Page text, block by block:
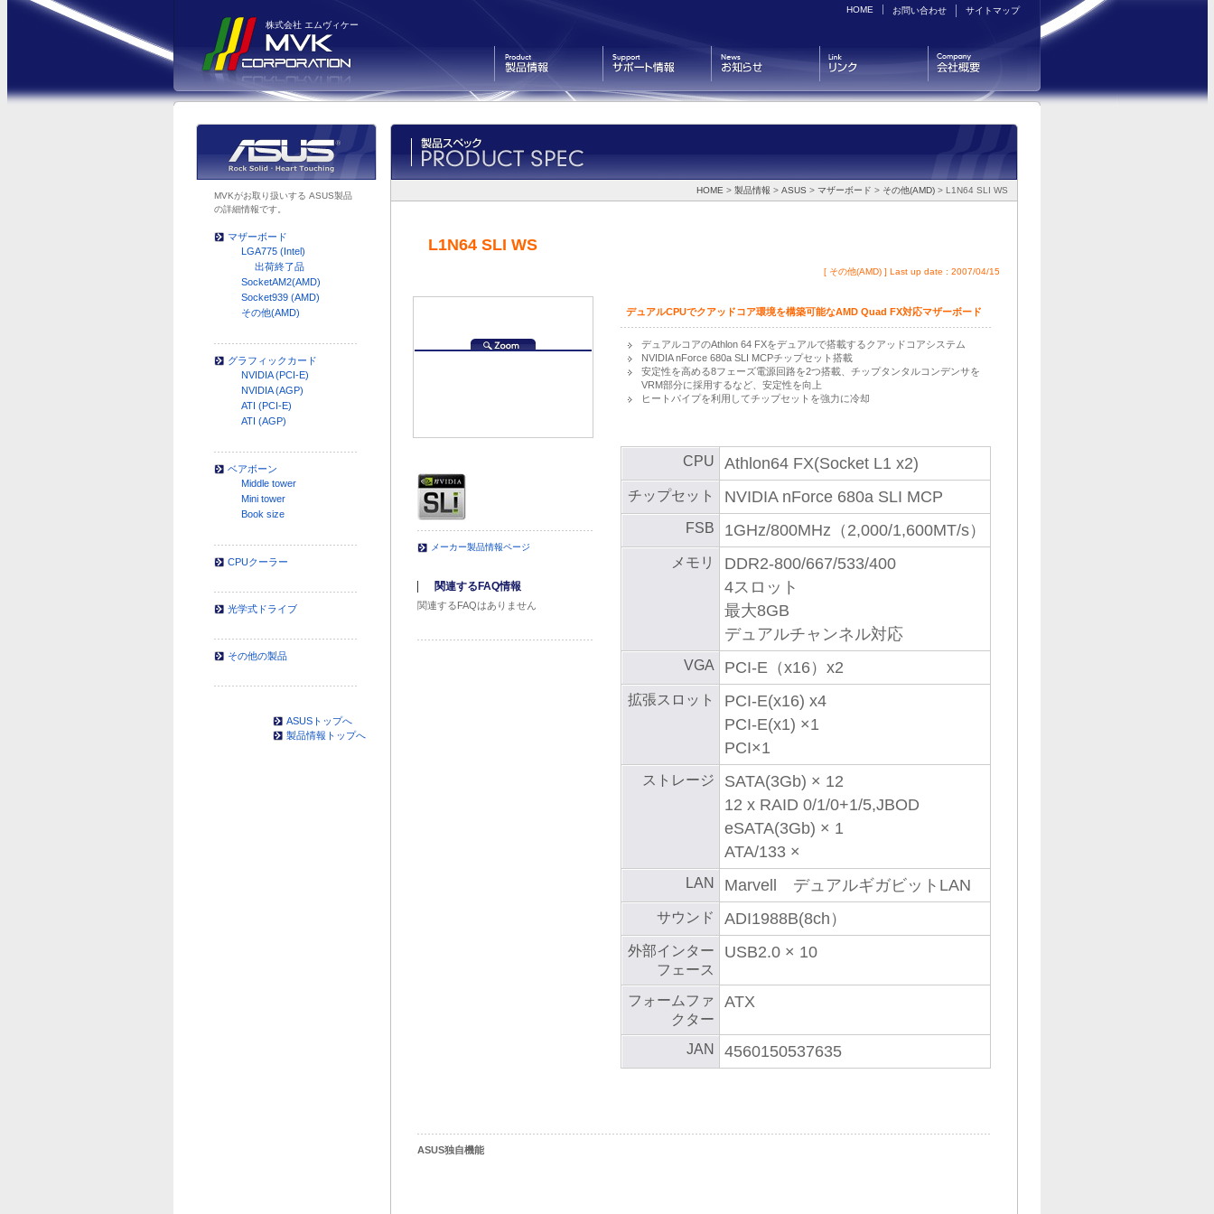
株式会社 エムヴィケー
HOME お問い合わせ サイトマップ
HOME > 製品情報 > ASUS > マザーボード > その他(AMD) > L1N64 SLI WS
L1N64 SLI WS
[ その他(AMD) ] Last up date : 2007/04/15
デュアルCPUでクアッドコア環境を構築可能なAMD Quad FX対応マザーボード
デュアルコアのAthlon 64 FXをデュアルで搭載するクアッドコアシステム
NVIDIA nForce 680a SLI MCPチップセット搭載
安定性を高める8フェーズ電源回路を2つ搭載、チップタンタルコンデンサを
VRM部分に採用するなど、安定性を向上
ヒートパイプを利用してチップセットを強力に冷却
CPU Athlon64 FX(Socket L1 x2)
チップセット NVIDIA nForce 680a SLI MCP
FSB 1GHz/800MHz（2,000/1,600MT/s）
メモリ
DDR2-800/667/533/400
4スロット
最大8GB
デュアルチャンネル対応
VGA PCI-E（x16）x2
拡張スロット
PCI-E(x16) x4
PCI-E(x1) ×1
PCI×1
ストレージ
SATA(3Gb) × 12
12 x RAID 0/1/0+1/5,JBOD
eSATA(3Gb) × 1
ATA/133 ×
LAN Marvell デュアルギガビットLAN
サウンド ADI1988B(8ch）
外部インター
フェース
USB2.0 × 10
フォームファ
クター
ATX
JAN 4560150537635
メーカー製品情報ページ
関連するFAQ情報
関連するFAQはありません
ASUS独自機能
MVKがお取り扱いする ASUS製品
の詳細情報です。
マザーボード
LGA775 (Intel)
出荷終了品
SocketAM2(AMD)
Socket939 (AMD)
その他(AMD)
グラフィックカード
NVIDIA (PCI-E)
NVIDIA (AGP)
ATI (PCI-E)
ATI (AGP)
ベアボーン
Middle tower
Mini tower
Book size
CPUクーラー
光学式ドライブ
その他の製品
ASUSトップへ
製品情報トップへ